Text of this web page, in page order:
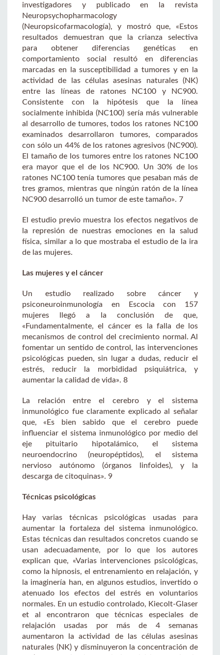
investigadores y publicado en la revista
Neuropsychopharmacology
(Neuropsicofarmacología), y mostró que, «Estos
resultados demuestran que la crianza selectiva
para obtener diferencias genéticas en
comportamiento social resultó en diferencias
marcadas en la susceptibilidad a tumores y en la
actividad de las células asesinas naturales (NK)
entre las líneas de ratones NC100 y NC900.
Consistente con la hipótesis que la línea
socialmente inhibida (NC100) sería más vulnerable
al desarrollo de tumores, todos los ratones NC100
examinados desarrollaron tumores, comparados
con sólo un 44% de los ratones agresivos (NC900).
El tamaño de los tumores entre los ratones NC100
era mayor que el de los NC900. Un 30% de los
ratones NC100 tenía tumores que pesaban más de
tres gramos, mientras que ningún ratón de la línea
NC900 desarrolló un tumor de este tamaño». 7
El estudio previo muestra los efectos negativos de
la represión de nuestras emociones en la salud
física, similar a lo que mostraba el estudio de la ira
de las mujeres.
Las mujeres y el cáncer
Un estudio realizado sobre cáncer y
psiconeuroinmunología en Escocia con 157
mujeres llegó a la conclusión de que,
«Fundamentalmente, el cáncer es la falla de los
mecanismos de control del crecimiento normal. Al
fomentar un sentido de control, las intervenciones
psicológicas pueden, sin lugar a dudas, reducir el
estrés, reducir la morbididad psiquiátrica, y
aumentar la calidad de vida». 8
La relación entre el cerebro y el sistema
inmunológico fue claramente explicado al señalar
que, «Es bien sabido que el cerebro puede
influenciar el sistema inmunológico por medio del
eje pituitario hipotalámico, el sistema
neuroendocrino (neuropéptidos), el sistema
nervioso autónomo (órganos linfoides), y la
descarga de citoquinas». 9
Técnicas psicológicas
Hay varias técnicas psicológicas usadas para
aumentar la fortaleza del sistema inmunológico.
Estas técnicas dan resultados concretos cuando se
usan adecuadamente, por lo que los autores
explican que, «Varias intervenciones psicológicas,
como la hipnosis, el entrenamiento en relajación, y
la imaginería han, en algunos estudios, invertido o
atenuado los efectos del estrés en voluntarios
normales. En un estudio controlado, Kiecolt-Glaser
et al encontraron que técnicas especiales de
relajación usadas por más de 4 semanas
aumentaron la actividad de las células asesinas
naturales (NK) y disminuyeron la concentración de